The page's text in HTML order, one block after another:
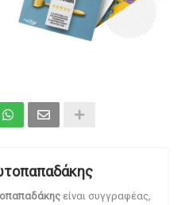
είναι συγγραφέας,